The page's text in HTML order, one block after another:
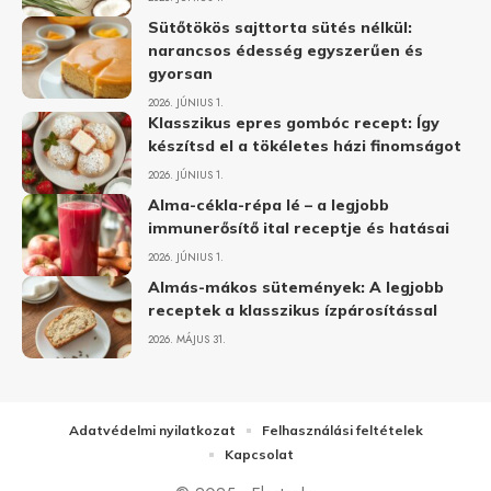
Sütőtökös sajttorta sütés nélkül:
narancsos édesség egyszerűen és
gyorsan
2026. JÚNIUS 1.
Klasszikus epres gombóc recept: Így
készítsd el a tökéletes házi finomságot
2026. JÚNIUS 1.
Alma-cékla-répa lé – a legjobb
immunerősítő ital receptje és hatásai
2026. JÚNIUS 1.
Almás-mákos sütemények: A legjobb
receptek a klasszikus ízpárosítással
2026. MÁJUS 31.
Adatvédelmi nyilatkozat
Felhasználási feltételek
Kapcsolat